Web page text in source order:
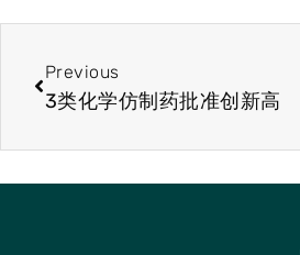
Previous
3类化学仿制药批准创新高